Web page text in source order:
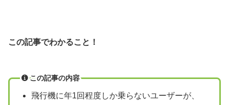
この記事でわかること！
この記事の内容
飛行機に年1回程度しか乗らないユーザーが、